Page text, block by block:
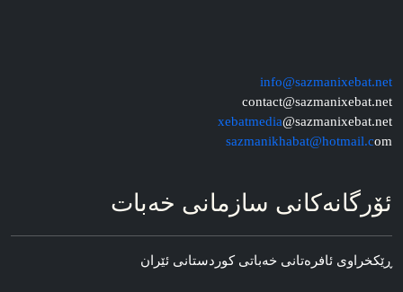
info@sazmanixebat.net
contact@sazmanixebat.net
xebatmedia@sazmanixebat.net
sazmanikhabat@hotmail.com
ئۆرگانه‌کانی سازمانی خه‌بات
ڕێکخراوی ئافره‌تانی خه‌باتی کوردستانی ئێران